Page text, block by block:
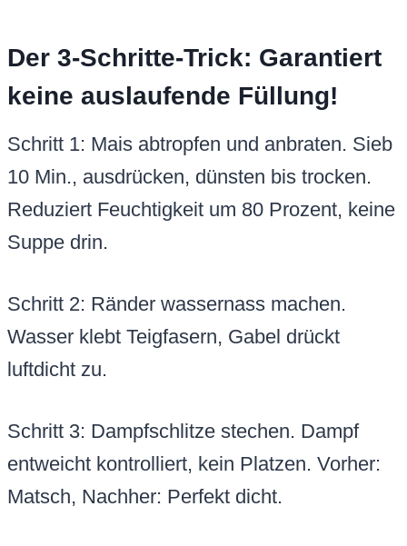
Der 3-Schritte-Trick: Garantiert
keine auslaufende Füllung!
Schritt 1: Mais abtropfen und anbraten. Sieb
10 Min., ausdrücken, dünsten bis trocken.
Reduziert Feuchtigkeit um 80 Prozent, keine
Suppe drin.
Schritt 2: Ränder wassernass machen.
Wasser klebt Teigfasern, Gabel drückt
luftdicht zu.
Schritt 3: Dampfschlitze stechen. Dampf
entweicht kontrolliert, kein Platzen. Vorher:
Matsch, Nachher: Perfekt dicht.